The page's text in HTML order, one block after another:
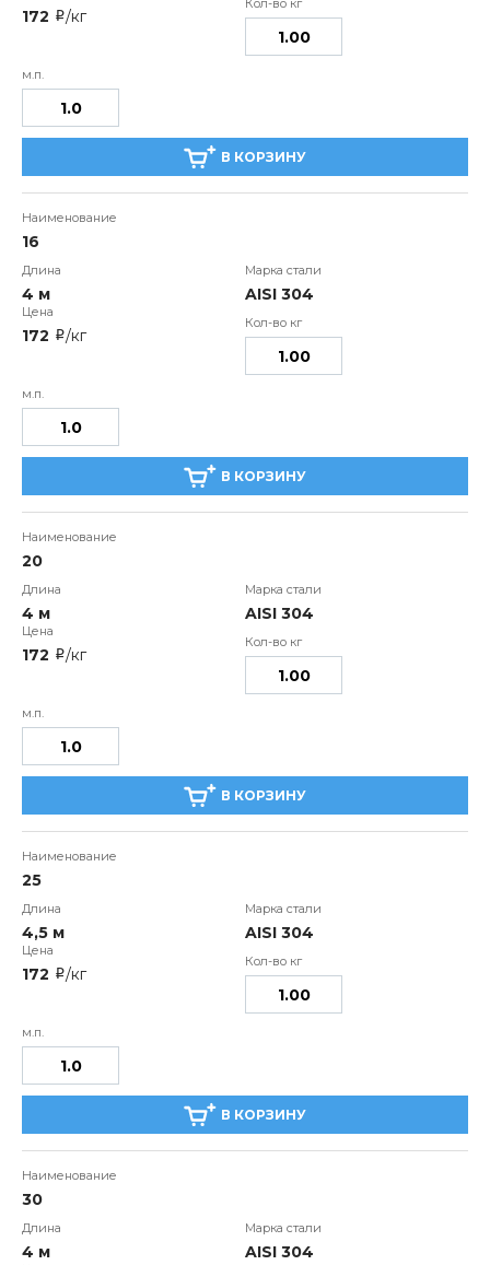
172 i/кг
В КОРЗИНУ
16
4 м AISI 304
172 i/кг
В КОРЗИНУ
20
4 м AISI 304
172 i/кг
В КОРЗИНУ
25
4,5 м AISI 304
172 i/кг
В КОРЗИНУ
30
4 м AISI 304